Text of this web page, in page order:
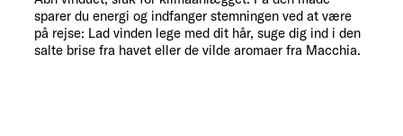
sparer du energi og indfanger stemningen ved at være
på rejse: Lad vinden lege med dit hår, suge dig ind i den
salte brise fra havet eller de vilde aromaer fra Macchia.